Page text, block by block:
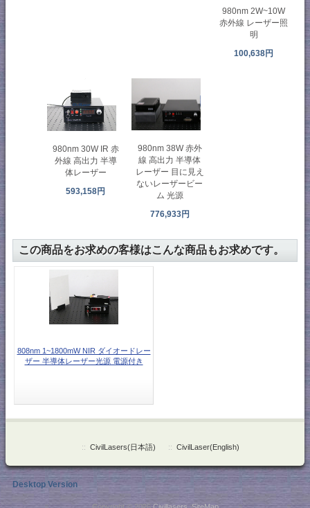
980nm 2W~10W
赤外線 レーザー照
明
100,638円
980nm 30W IR 赤
外線 高出力 半導
体レーザー
593,158円
980nm 38W 赤外
線 高出力 半導体
レーザー 目に見え
ないレーザービー
ム 光源
776,933円
この商品をお求めの客様はこんな商品もお求めです。
808nm 1~1800mW NIR ダイオードレー
ザー 半導体レーザー光源 電源付き
:: CivilLasers(日本語) :: CivilLaser(English)
Desktop Version